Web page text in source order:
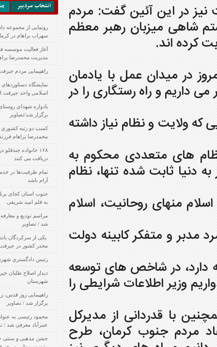
گفت: مردم
رهبر معظم
با یادمان
را در
نیاز داشته
محکوم به
تنها، نظام
اسلام
کابینه دولت
های توسعه
شرایطی را
از مدیرکل
کرمان، طرح
انتخاب سردبير مشكلات شهر
رونمایی از مجموعه داستان “خاطرخواه” اثر
سهراب براهام در کرمان
آغاز فعالیت موسسه فرهنگی و هنری تمدن جاوید با
راهپیمایی مردم جیرفت در ۱۳ آبان / تصاویر
نمایشگاه دستاوردهای پژوهشی دانشگاه آزاد
اسلامی واحد جیرفت افتتاح شد/تصاویر
یادواره شهدای روستای رومرز بخش مرکزی جیرفت
کسب دو رتبه کشوری در شعر نو و عکس توسط
۱۶۸ خانواده چندقلو در جیرفت از بهزیستی خدمات
دریافت می کنند
تمام ظرفیت‌ها در خدمت ایجاد انتخاباتی پرشور و
آرام باشد
جنوب استان کجای برنامه های توسعه قرار دارد؟!/
به قلم امید شریفی
مراسم تودیع و معارفه فرماندار رودبار جنوب برگزار
‍ یکی از سرکردگان باندهای عمده قاچاق مسلح مواد
رئیس دادگستری شهرستان جیرفت معرفی شد
دیدار اصلاح طلبان جیرفت با امام جمعه این
شهرستان
راهپیمایی روز قدس، زیر آفتاب سوزان جیرفت
محمود رئیسی به عنوان سرپرست فرمانداری
عنبرآباد معرفی شد / تصاویر
جشن مذهبی و سنتی ختنه سوران توسط خانواده